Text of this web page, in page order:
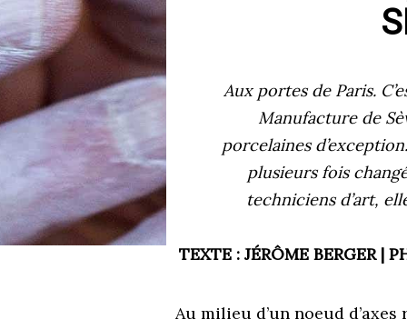
Aux portes de Paris.
Manufacture de
porcelaines
plusieurs fois
techniciens d’art,
TEXTE : JÉRÔME BERGER|
Au milieu d’un noeud